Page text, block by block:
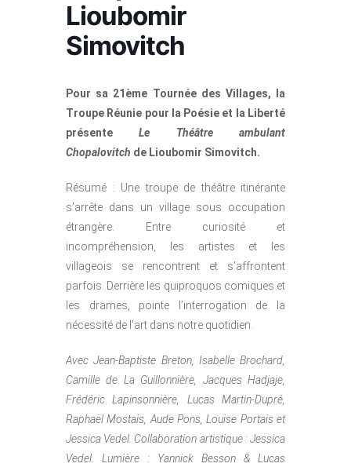
Lioubomir
Simovitch
Pour sa 21ème Tournée des Villages, la
Troupe Réunie pour la Poésie et la Liberté
présenteLe Théâtre ambulant
Chopalovitch de Lioubomir Simovitch.
Résumé : Une troupe de théâtre itinérante
s’arrête dans un village sous occupation
étrangère. Entre curiosité et
incompréhension, les artistes et les
villageois se rencontrent et s’affrontent
parfois. Derrière les quiproquos comiques et
les drames, pointe l’interrogation de la
nécessité de l’art dans notre quotidien.
Avec Jean-Baptiste Breton, Isabelle Brochard,
Camille de La Guillonnière, Jacques Hadjaje,
Frédéric Lapinsonnière, Lucas Martin-Dupré,
Raphaël Mostais, Aude Pons, Louise Portais et
Jessica Vedel. Collaboration artistique : Jessica
Vedel. Lumière : Yannick Besson & Lucas